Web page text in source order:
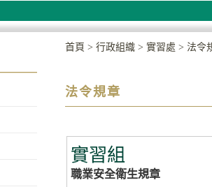
首頁 > 行政組織 > 實習處 > 法令
法令規章
實習組
職業安全衛生規章